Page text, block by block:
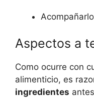
Aspectos a
Como ocurre con
alimenticio, es
ingredientes